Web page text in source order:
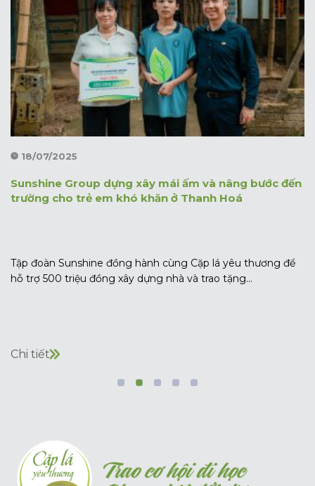
18/07/2025
Sunshine Group dựng xây mái ấm và nâng bước đến
trường cho trẻ em khó khăn ở Thanh Hoá
Tập đoàn Sunshine đồng hành cùng Cặp lá yêu thương để
hỗ trợ 500 triệu đồng xây dựng nhà và trao tặng...
Chi tiết